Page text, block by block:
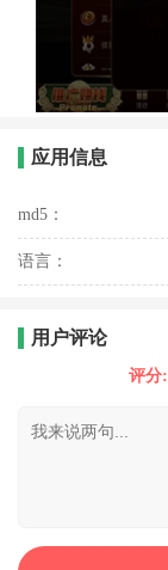
应用信息
md5：
语言：
用户评论
评分: